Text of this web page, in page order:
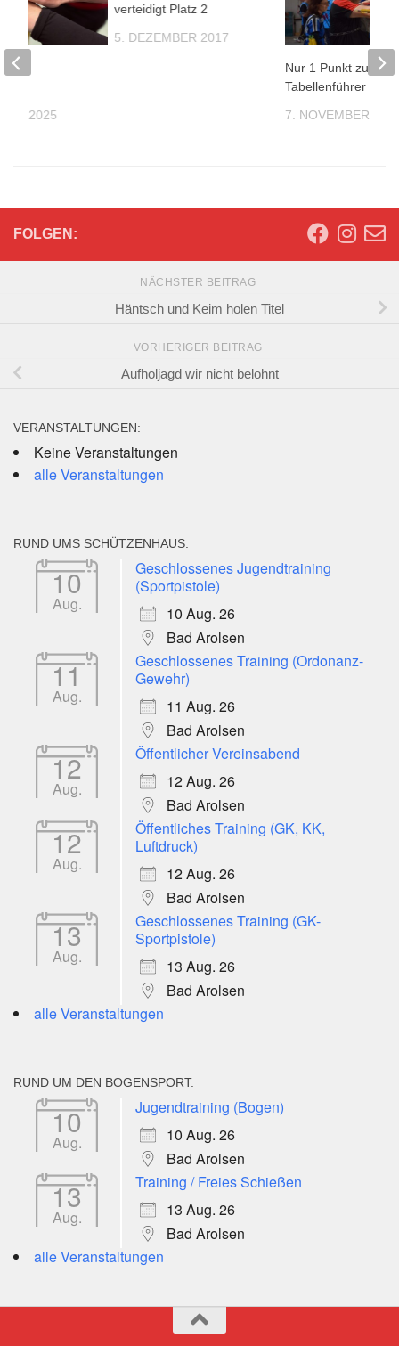
verteidigt Platz 2
5. DEZEMBER 2017
Nur 1 Punkt zum
Tabellenführer
7. NOVEMBER
2025
FOLGEN:
NÄCHSTER BEITRAG
Häntsch und Keim holen Titel
VORHERIGER BEITRAG
Aufholjagd wir nicht belohnt
VERANSTALTUNGEN:
Keine Veranstaltungen
alle Veranstaltungen
RUND UMS SCHÜTZENHAUS:
10
Aug.
Geschlossenes Jugendtraining
(Sportpistole)
10 Aug. 26
Bad Arolsen
11
Aug.
Geschlossenes Training (Ordonanz-
Gewehr)
11 Aug. 26
Bad Arolsen
12
Aug.
Öffentlicher Vereinsabend
12 Aug. 26
Bad Arolsen
12
Aug.
Öffentliches Training (GK, KK,
Luftdruck)
12 Aug. 26
Bad Arolsen
13
Aug.
Geschlossenes Training (GK-
Sportpistole)
13 Aug. 26
Bad Arolsen
alle Veranstaltungen
RUND UM DEN BOGENSPORT:
10
Aug.
Jugendtraining (Bogen)
10 Aug. 26
Bad Arolsen
13
Aug.
Training / Freies Schießen
13 Aug. 26
Bad Arolsen
alle Veranstaltungen